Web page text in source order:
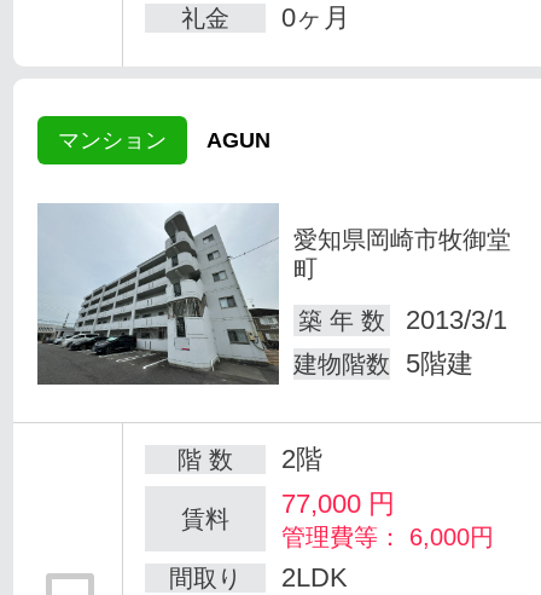
礼金 0ヶ月
マンション AGUN
愛知県岡崎市牧御堂
町
築 年 数
2013/3/1
建物階数 5階建
階 数 2階
賃料 77,000 円
管理費等： 6,000円
間取り
2LDK